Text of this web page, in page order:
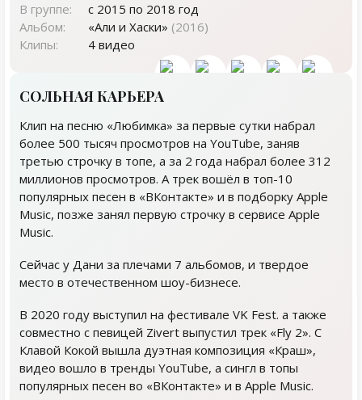
В группе:
с 2015 по 2018 год
Альбом:
«Али и Хаски» (2016)
Клипы:
4 видео
СОЛЬНАЯ КАРЬЕРА
Клип на песню «Любимка» за первые сутки набрал
более 500 тысяч просмотров на YouTube, заняв
третью строчку в топе, а за 2 года набрал более 312
миллионов просмотров. А трек вошёл в топ-10
популярных песен в «ВКонтакте» и в подборку Apple
Music, позже занял первую строчку в сервисе Apple
Music.
Сейчас у Дани за плечами 7 альбомов, и твердое
место в отечественном шоу-бизнесе.
В 2020 году выступил на фестивале VK Fest. а также
совместно с певицей Zivert выпустил трек «Fly 2». С
Клавой Кокой вышла дуэтная композиция «Краш»,
видео вошло в тренды YouTube, а сингл в топы
популярных песен во «ВКонтакте» и в Apple Music.